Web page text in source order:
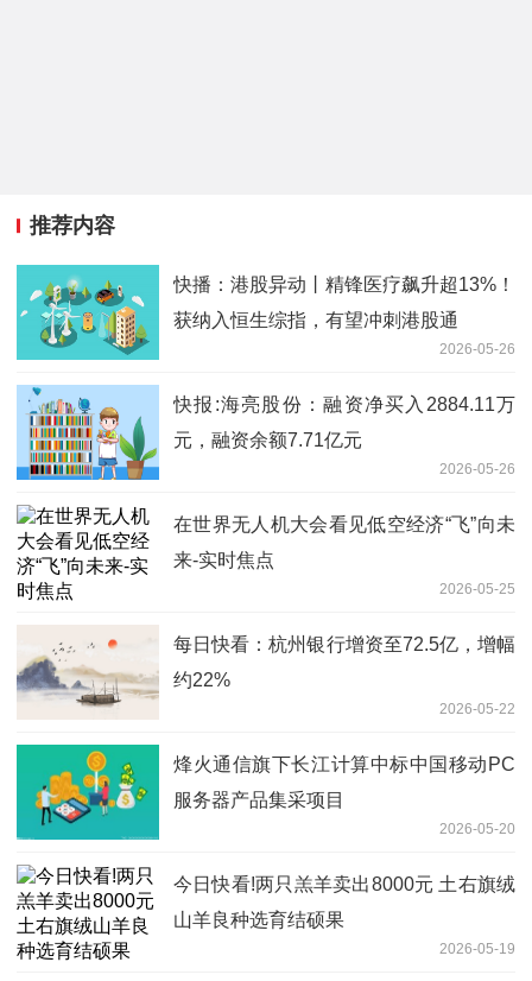
推荐内容
快播：港股异动丨精锋医疗飙升超13%！
获纳入恒生综指，有望冲刺港股通
2026-05-26
快报:海亮股份：融资净买入2884.11万
元，融资余额7.71亿元
2026-05-26
在世界无人机大会看见低空经济“飞”向未
来-实时焦点
2026-05-25
每日快看：杭州银行增资至72.5亿，增幅
约22%
2026-05-22
烽火通信旗下长江计算中标中国移动PC
服务器产品集采项目
2026-05-20
今日快看!两只羔羊卖出8000元 土右旗绒
山羊良种选育结硕果
2026-05-19